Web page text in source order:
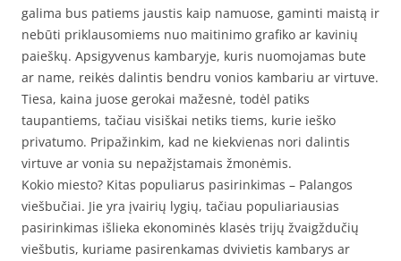
galima bus patiems jaustis kaip namuose, gaminti maistą ir
nebūti priklausomiems nuo maitinimo grafiko ar kavinių
paieškų. Apsigyvenus kambaryje, kuris nuomojamas bute
ar name, reikės dalintis bendru vonios kambariu ar virtuve.
Tiesa, kaina juose gerokai mažesnė, todėl patiks
taupantiems, tačiau visiškai netiks tiems, kurie ieško
privatumo. Pripažinkim, kad ne kiekvienas nori dalintis
virtuve ar vonia su nepažįstamais žmonėmis.
Kokio miesto? Kitas populiarus pasirinkimas – Palangos
viešbučiai. Jie yra įvairių lygių, tačiau populiariausias
pasirinkimas išlieka ekonominės klasės trijų žvaigždučių
viešbutis, kuriame pasirenkamas dvivietis kambarys ar